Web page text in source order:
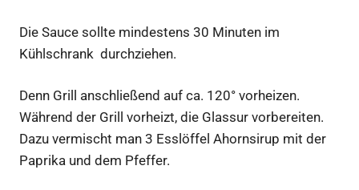
Die Sauce sollte mindestens 30 Minuten im
Kühlschrank durchziehen.
Denn Grill anschließend auf ca. 120° vorheizen.
Während der Grill vorheizt, die Glassur vorbereiten.
Dazu vermischt man 3 Esslöffel Ahornsirup mit der
Paprika und dem Pfeffer.